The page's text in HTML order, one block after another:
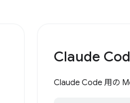
Claude
Claude Code 用の